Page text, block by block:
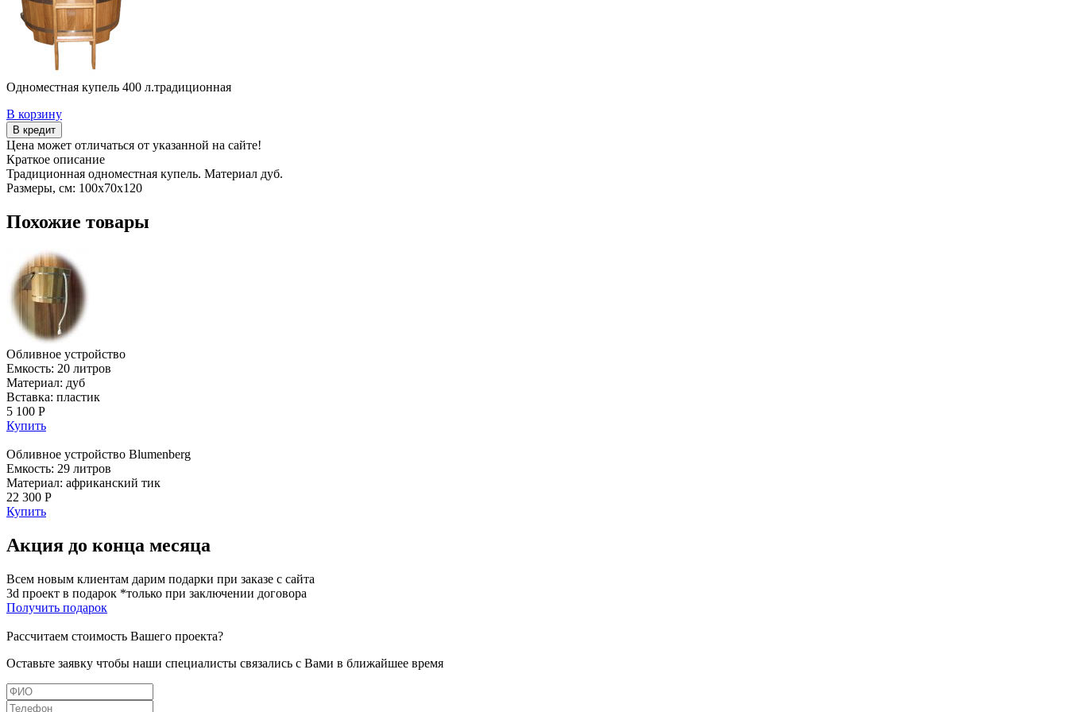
Одноместная купель 400 л.традиционная
В корзину
В кредит
Цена может отличаться от указанной на сайте!
Краткое описание
Традиционная одноместная купель. Материал дуб.
Размеры, см: 100х70х120
Похожие товары
Обливное устройство
Емкость: 20 литров
Материал: дуб
Вставка: пластик
5 100 Р
Купить
Обливное устройство Blumenberg
Емкость: 29 литров
Материал: африканский тик
22 300 Р
Купить
Акция до конца месяца
Всем новым клиентам дарим подарки при заказе с сайта
3d проект в подарок *только при заключении договора
Получить подарок
Рассчитаем стоимость Вашего проекта?
Оставьте заявку чтобы наши специалисты связались с Вами в ближайшее время